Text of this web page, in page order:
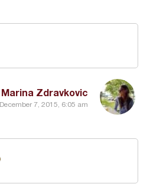
Marina Zdravkovic
December 7, 2015, 6:05 am